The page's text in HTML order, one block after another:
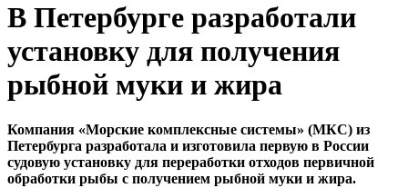
В Петербурге разработали
установку для получения
рыбной муки и жира
Компания «Морские комплексные системы» (МКС) из
Петербурга разработала и изготовила первую в России
судовую установку для переработки отходов первичной
обработки рыбы с получением рыбной муки и жира.